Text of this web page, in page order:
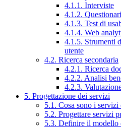
4.1.1. Interviste
4.1.2. Questionari
4.1.3. Test di
4.1.4. Web
4.1.5. Strumenti
utente
4.2. Ricerca secondaria
4.2.1. Ricerca
4.2.2. Analisi
4.2.3.
5. Progettazione dei servizi
5.1. Cosa sono i servizi
5.2. Progettare servizi
5.3. Definire il modello